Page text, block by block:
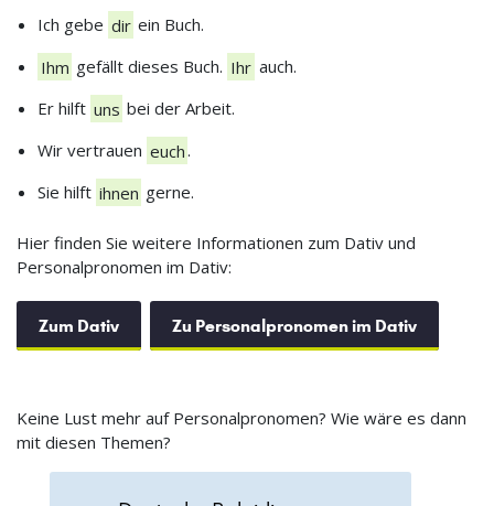
Ich gebe dir ein Buch.
Ihm gefällt dieses Buch. Ihr auch.
Er hilft uns bei der Arbeit.
Wir vertrauen euch.
Sie hilft ihnen gerne.
Hier finden Sie weitere Informationen zum Dativ und
Personalpronomen im Dativ:
Zum Dativ Zu Personalpronomen im Dativ
Keine Lust mehr auf Personalpronomen? Wie wäre es dann
mit diesen Themen?